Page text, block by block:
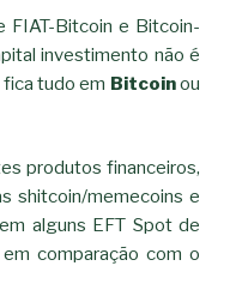
FIAT-Bitcoin e Bitcoin-
investimento não é
tudo em Bitcoinou
produtos financeiros,
shitcoin/memecoins e
alguns EFT Spot de
comparação com o